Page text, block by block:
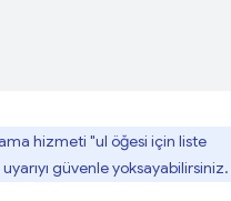
hizmeti "ul öğesi için liste
güvenle yoksayabilirsiniz.